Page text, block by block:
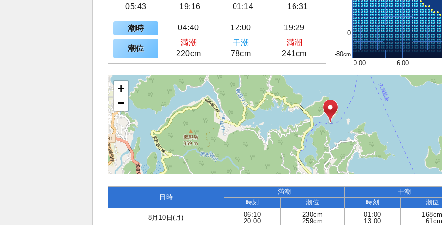
05:43
19:16 01:14 16:31
潮時 04:40 12:00 19:29
潮位
満潮 干潮
満潮
220cm
78cm 241cm
0
-80
0:00
6:00
+
−
日時
満潮 干潮
時刻 潮位 時刻 潮位
8月10日(月)
06:10
20:00
230cm
259cm
01:00
13:00
168cm
61cm